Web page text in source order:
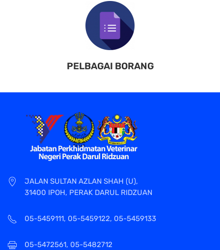
PELBAGAI BORANG
JALAN SULTAN AZLAN SHAH (U),
31400 IPOH, PERAK DARUL RIDZUAN
05-5459111, 05-5459122, 05-5459133
05-5472561, 05-5482712